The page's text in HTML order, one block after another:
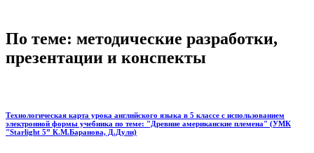
По теме: методические разработки,
презентации и конспекты
Технологическая карта урока английского языка в 5 классе с использованием
электронной формы учебника по теме: "Древние американские племена" (УМК
"Starlight 5” К.М.Баранова, Д.Дули)